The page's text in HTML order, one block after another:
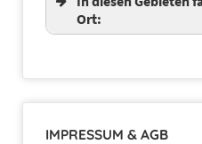
Ort:
IMPRESSUM & AGB